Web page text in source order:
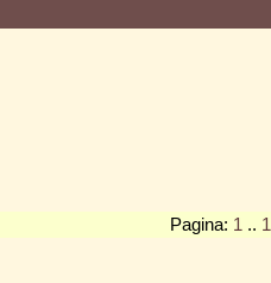
Pagina: 1 ..